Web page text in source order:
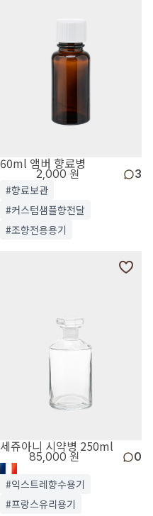
60ml 앰버 향료병
2,000 원 3
#향료보관
#커스텀샘플향전달
#조향전용용기
세쥬아니 시약병 250ml
85,000 원 0
#익스트레향수용기
#프랑스유리용기